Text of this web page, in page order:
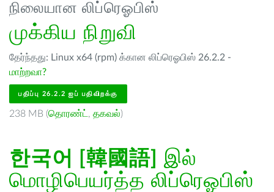
நிலையான லிப்ரெஓபிஸ்
முக்கிய நிறுவி
தேர்ந்தது: Linux x64 (rpm) க்கான லிப்ரெஓபிஸ் 26.2.2 -
மாற்றவா?
பதிப்பு 26.2.2 ஐப் பதிவிறக்கு
238 MB (தொரண்ட் , தகவல்)
한국어 [韓國語]
இல்
மொழிபெயர்த்த லிப்ரெஓபிஸ்